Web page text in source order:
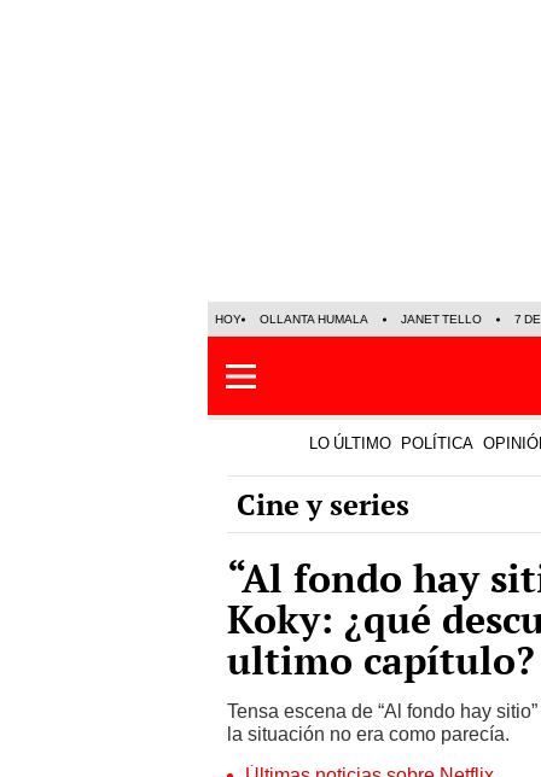
HOY OLLANTA HUMALA JANET TELLO 7
LO ÚLTIMO POLÍTICA
Cine y series
“Al fondo hay
Koky: ¿qué
ultimo capítulo?
Tensa escena de “Al fondo hay
la situación no era como parecía.